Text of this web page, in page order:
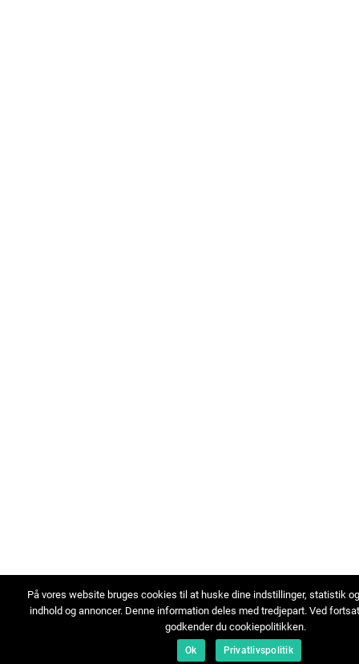
På vores website bruges cookies til at huske dine indstillinger, statistik
indhold og annoncer. Denne information deles med tredjepart. Ved
godkender du cookiepolitikken.
Ok Privatlivspolitik